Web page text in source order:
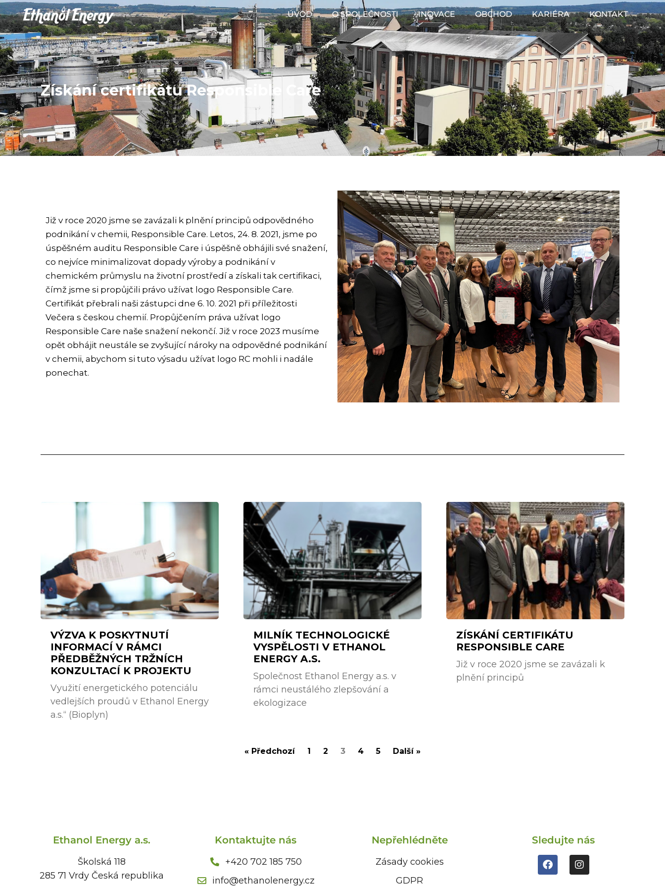
ÚVOD O SPOLEČNOSTI INOVACE OBCHOD KARIÉRA KONTAKT
Získání certifikátu Responsible Care
Již v roce 2020 jsme se zavázali k plnění principů odpovědného
podnikání v chemii, Responsible Care. Letos, 24. 8. 2021, jsme po
úspěšném auditu Responsible Care i úspěšně obhájili své snažení,
co nejvíce minimalizovat dopady výroby a podnikání v
chemickém průmyslu na životní prostředí a získali tak certifikaci,
čímž jsme si propůjčili právo užívat logo Responsible Care.
Certifikát přebrali naši zástupci dne 6. 10. 2021 při příležitosti
Večera s českou chemií. Propůjčením práva užívat logo
Responsible Care naše snažení nekončí. Již v roce 2023 musíme
opět obhájit neustále se zvyšující nároky na odpovědné podnikání
v chemii, abychom si tuto výsadu užívat logo RC mohli i nadále
ponechat.
VÝZVA K POSKYTNUTÍ
INFORMACÍ V RÁMCI
PŘEDBĚŽNÝCH TRŽNÍCH
KONZULTACÍ K PROJEKTU
Využití energetického potenciálu
vedlejších proudů v Ethanol Energy
a.s.“ (Bioplyn)
MILNÍK TECHNOLOGICKÉ
VYSPĚLOSTI V ETHANOL
ENERGY A.S.
Společnost Ethanol Energy a.s. v
rámci neustálého zlepšování a
ekologizace
ZÍSKÁNÍ CERTIFIKÁTU
RESPONSIBLE CARE
Již v roce 2020 jsme se zavázali k
plnění principů
« Předchozí 1 2 3 4 5 Další »
Ethanol Energy a.s.
Školská 118
285 71 Vrdy Česká republika
Kontaktujte nás
+420 702 185 750
info@ethanolenergy.cz​
Nepřehlédněte
Zásady cookies
GDPR
Sledujte nás